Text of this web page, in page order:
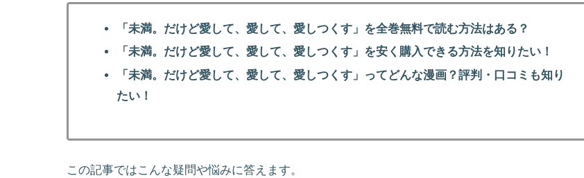
「未満。だけど愛して、愛して、愛しつくす」を全巻無料で読む方法はある？
「未満。だけど愛して、愛して、愛しつくす」を安く購入できる方法を知りたい！
「未満。だけど愛して、愛して、愛しつくす」ってどんな漫画？評判・口コミも知り
たい！
この記事ではこんな疑問や悩みに答えます。